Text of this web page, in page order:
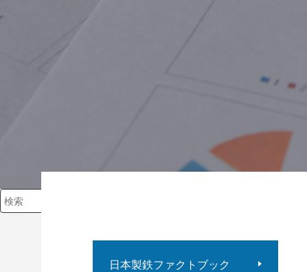
検索キーワード入力
日本製鉄ファクトブック